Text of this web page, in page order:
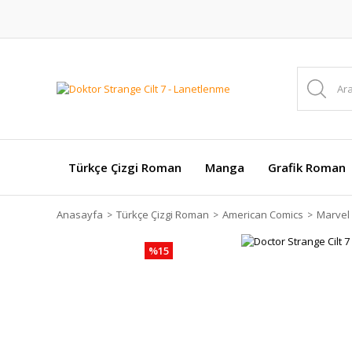
Türkçe Çizgi Roman Manga Grafik Roman
Anasayfa Türkçe Çizgi Roman American Comics Marvel
%15